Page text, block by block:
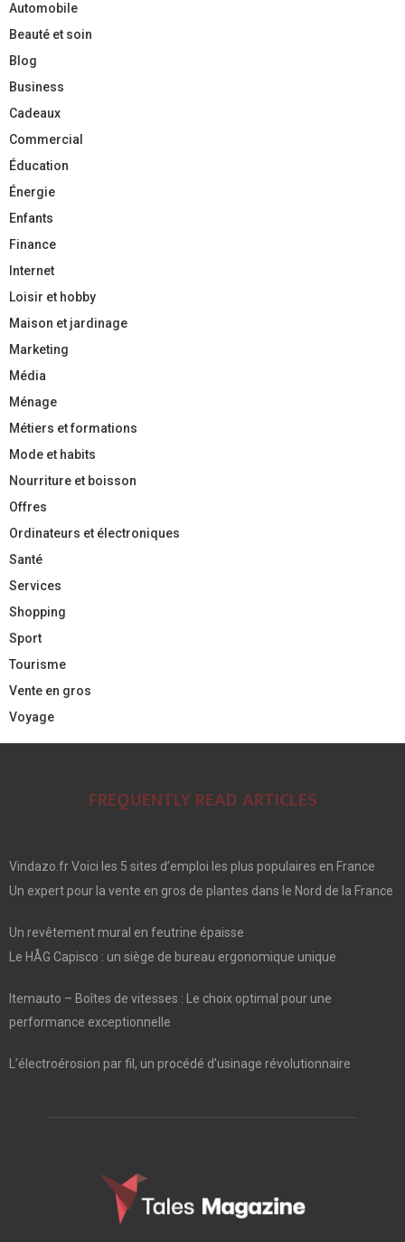
Automobile
Beauté et soin
Blog
Business
Cadeaux
Commercial
Éducation
Énergie
Enfants
Finance
Internet
Loisir et hobby
Maison et jardinage
Marketing
Média
Ménage
Métiers et formations
Mode et habits
Nourriture et boisson
Offres
Ordinateurs et électroniques
Santé
Services
Shopping
Sport
Tourisme
Vente en gros
Voyage
FREQUENTLY READ ARTICLES
Vindazo.fr Voici les 5 sites d’emploi les plus populaires en France
Un expert pour la vente en gros de plantes dans le Nord de la France
Un revêtement mural en feutrine épaisse
Le HÅG Capisco : un siège de bureau ergonomique unique
Itemauto – Boîtes de vitesses : Le choix optimal pour une
performance exceptionnelle
L’électroérosion par fil, un procédé d’usinage révolutionnaire